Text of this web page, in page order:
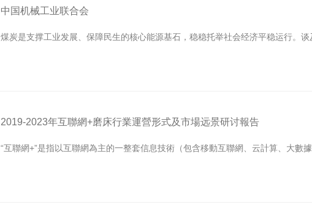
中国机械工业联合会
煤炭是支撑工业发展、保障民生的核心能源基石，稳稳托举社会经济平稳运行。谈
2019-2023年互聯網+磨床行業運營形式及市場远景研讨報告
“互聯網+”是指以互聯網為主的一整套信息技術（包含移動互聯網、云計算、大數